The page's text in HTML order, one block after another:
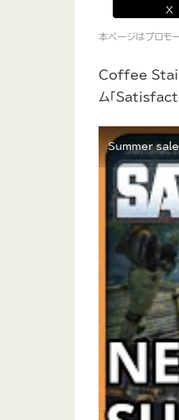
X
本ページはプロモ
Coffee Stain
ム「
Summer